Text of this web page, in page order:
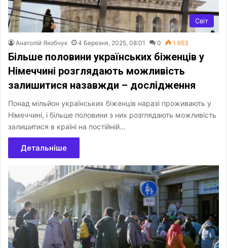
Світ
Анатолій Якобчук 4 Березня, 2025, 08:01 0 1 653
Більше половини українських біженців у
Німеччині розглядають можливість
залишитися назавжди – дослідження
Понад мільйон українських біженців наразі проживають у
Німеччині, і більше половини з них розглядають можливість
залишитися в країні на постійній…
Детальніше